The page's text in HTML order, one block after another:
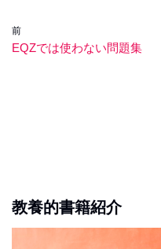
前
EQZでは使わない問題集
教養的書籍紹介